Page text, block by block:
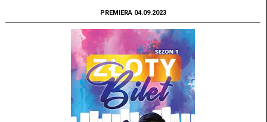
PREMIERA 04.09.2023